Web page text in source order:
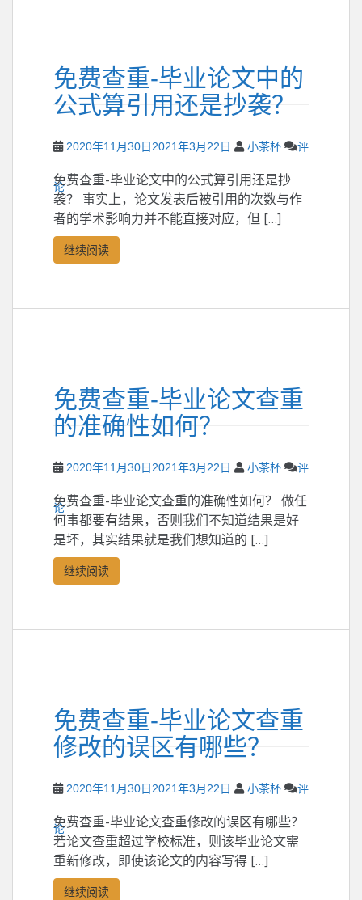
免费查重-毕业论文中的
公式算引用还是抄袭？
2020年11月30日 2021年3月22日 小茶杯 评
论
免费查重-毕业论文中的公式算引用还是抄
袭？ 事实上，论文发表后被引用的次数与作
者的学术影响力并不能直接对应，但 […]
继续阅读
免费查重-毕业论文查重
的准确性如何？
2020年11月30日 2021年3月22日 小茶杯 评
论
免费查重-毕业论文查重的准确性如何？ 做任
何事都要有结果，否则我们不知道结果是好
是坏，其实结果就是我们想知道的 […]
继续阅读
免费查重-毕业论文查重
修改的误区有哪些？
2020年11月30日 2021年3月22日 小茶杯 评
论
免费查重-毕业论文查重修改的误区有哪些？
若论文查重超过学校标准，则该毕业论文需
重新修改，即使该论文的内容写得 […]
继续阅读